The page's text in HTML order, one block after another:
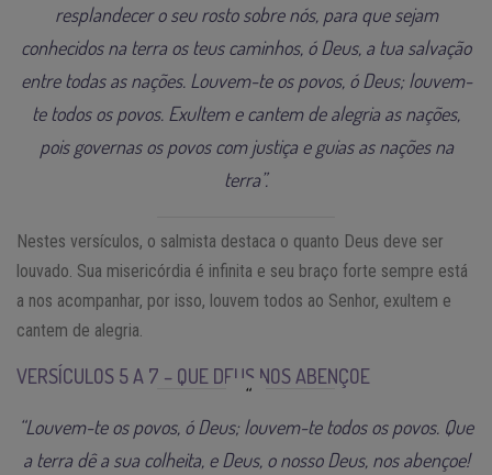
resplandecer o seu rosto sobre nós, para que sejam
conhecidos na terra os teus caminhos, ó Deus, a tua salvação
entre todas as nações. Louvem-te os povos, ó Deus; louvem-
te todos os povos. Exultem e cantem de alegria as nações,
pois governas os povos com justiça e guias as nações na
terra”.
Nestes versículos, o salmista destaca o quanto Deus deve ser
louvado. Sua misericórdia é infinita e seu braço forte sempre está
a nos acompanhar, por isso, louvem todos ao Senhor, exultem e
cantem de alegria.
VERSÍCULOS 5 A 7 – QUE DEUS NOS ABENÇOE
“Louvem-te os povos, ó Deus; louvem-te todos os povos. Que
a terra dê a sua colheita, e Deus, o nosso Deus, nos abençoe!